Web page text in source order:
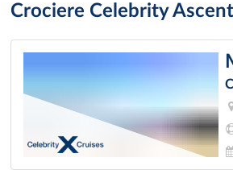
Crociere Celebrity